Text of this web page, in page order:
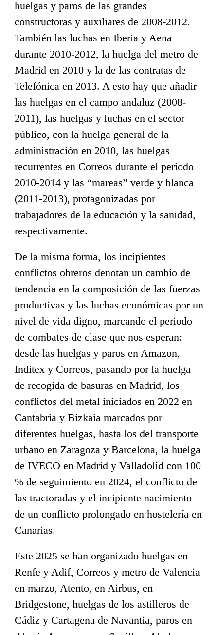
huelgas y paros de las grandes
constructoras y auxiliares de 2008-2012.
También las luchas en Iberia y Aena
durante 2010-2012, la huelga del metro de
Madrid en 2010 y la de las contratas de
Telefónica en 2013. A esto hay que añadir
las huelgas en el campo andaluz (2008-
2011), las huelgas y luchas en el sector
público, con la huelga general de la
administración en 2010, las huelgas
recurrentes en Correos durante el periodo
2010-2014 y las “mareas” verde y blanca
(2011-2013), protagonizadas por
trabajadores de la educación y la sanidad,
respectivamente.
De la misma forma, los incipientes
conflictos obreros denotan un cambio de
tendencia en la composición de las fuerzas
productivas y las luchas económicas por un
nivel de vida digno, marcando el periodo
de combates de clase que nos esperan:
desde las huelgas y paros en Amazon,
Inditex y Correos, pasando por la huelga
de recogida de basuras en Madrid, los
conflictos del metal iniciados en 2022 en
Cantabria y Bizkaia marcados por
diferentes huelgas, hasta los del transporte
urbano en Zaragoza y Barcelona, la huelga
de IVECO en Madrid y Valladolid con 100
% de seguimiento en 2024, el conflicto de
las tractoradas y el incipiente nacimiento
de un conflicto prolongado en hostelería en
Canarias.
Este 2025 se han organizado huelgas en
Renfe y Adif, Correos y metro de Valencia
en marzo, Atento, en Airbus, en
Bridgestone, huelgas de los astilleros de
Cádiz y Cartagena de Navantia, paros en